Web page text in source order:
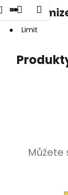
Přejít
na
obsah
Přihlášení
Nákupní
košík
Limit
K
o Zpět
Zpět
C
o